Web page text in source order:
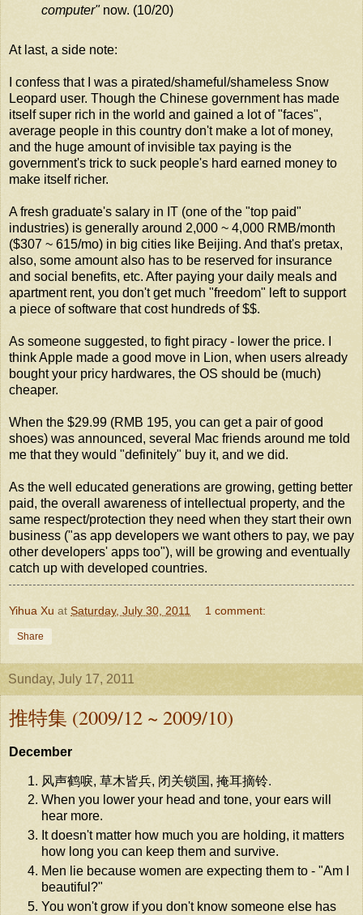
computer"now. (10/20)
At last, a side note:
I confess that I was a pirated/shameful/shameless Snow
Leopard user. Though the Chinese government has made
itself super rich in the world and gained a lot of "faces",
average people in this country don't make a lot of money,
and the huge amount of invisible tax paying is the
government's trick to suck people's hard earned money to
make itself richer.
A fresh graduate's salary in IT (one of the "top paid"
industries) is generally around 2,000 ~ 4,000 RMB/month
($307 ~ 615/mo) in big cities like Beijing. And that's pretax,
also, some amount also has to be reserved for insurance
and social benefits, etc. After paying your daily meals and
apartment rent, you don't get much "freedom" left to support
a piece of software that cost hundreds of $$.
As someone suggested, to fight piracy - lower the price. I
think Apple made a good move in Lion, when users already
bought your pricy hardwares, the OS should be (much)
cheaper.
When the $29.99 (RMB 195, you can get a pair of good
shoes) was announced, several Mac friends around me told
me that they would "definitely" buy it, and we did.
As the well educated generations are growing, getting better
paid, the overall awareness of intellectual property, and the
same respect/protection they need when they start their own
business ("as app developers we want others to pay, we pay
other developers' apps too"), will be growing and eventually
catch up with developed countries.
Yihua Xu at Saturday, July 30, 2011 1 comment:
Share
Sunday, July 17, 2011
推特集 (2009/12 ~ 2009/10)
December
风声鹤唳, 草木皆兵, 闭关锁国, 掩耳摘铃.
When you lower your head and tone, your ears will
hear more.
It doesn't matter how much you are holding, it matters
how long you can keep them and survive.
Men lie because women are expecting them to - "Am I
beautiful?"
You won't grow if you don't know someone else has